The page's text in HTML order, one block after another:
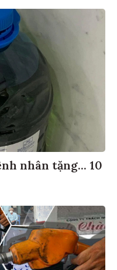
nhân tặng... 10